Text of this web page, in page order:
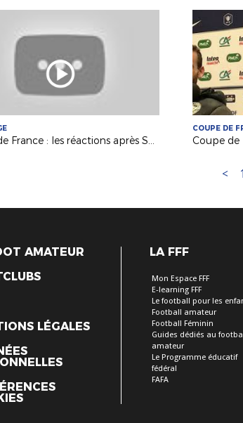
Coupe de France : les réactions après Saumur-Toulouse !
COUPE DE
<
AMATEUR
LÉGALES
LA FFF
Mon Espace FFF
E-learning FFF
Le football pour les
Football amateur
Football Féminin
Guides dédiés au
amateur
Le Programme éducatif
fédéral
FAFA